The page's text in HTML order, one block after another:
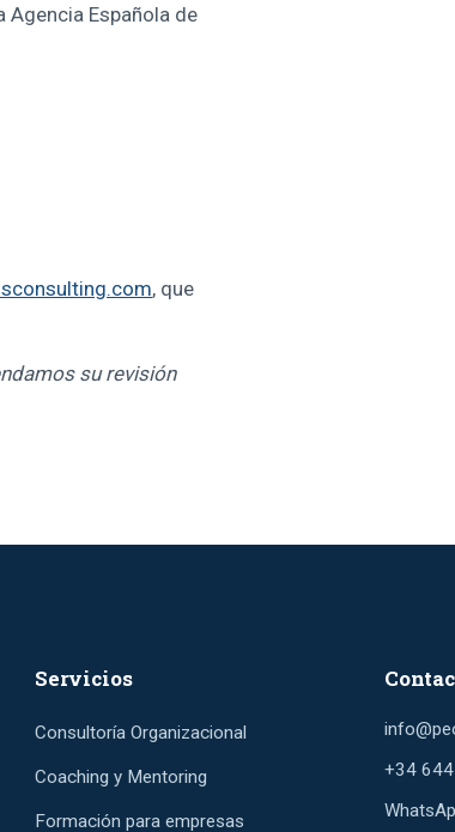
Agencia Española de
, que
su revisión
Servicios
Consultoría Organizacional
Coaching y Mentoring
Formación para empresas
+34